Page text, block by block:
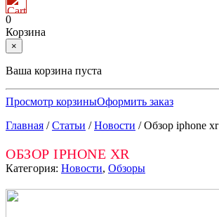
0
Корзина
×
Ваша корзина пуста
Просмотр корзиныОформить заказ
Главная /Статьи /Новости /Обзор iphone xr
ОБЗОР IPHONE XR
Категория: Новости, Обзоры